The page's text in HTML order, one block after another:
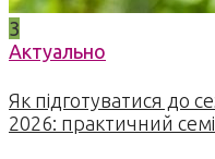
3
Актуально
Як підготуватися до
2026: практичний